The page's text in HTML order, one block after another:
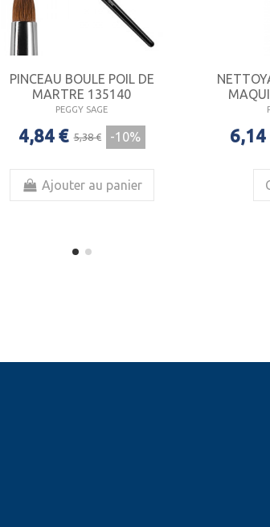
PINCEAU BOULE POIL DE
MARTRE 135140
PEGGY SAGE
4,84 € 5,38 € -10%
Ajouter au panier
6,14